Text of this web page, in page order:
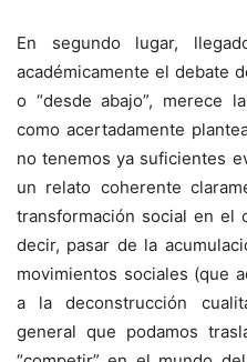
En segundo lugar,
académicamente el debate
o “desde abajo”, merece
como acertadamente
no tenemos ya suficientes
un relato coherente
transformación social en el
decir, pasar de la
movimientos sociales (que
a la deconstrucción
general que podamos